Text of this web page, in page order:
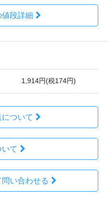
段詳細
1,914円(税174円)
ついて
て
い合わせる